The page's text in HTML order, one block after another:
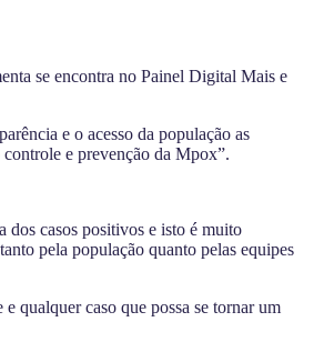
se encontra no Painel Digital Mais e
e o acesso da população as
controle e prevenção da Mpox”.
dos casos positivos e isto é muito
pela população quanto pelas equipes
qualquer caso que possa se tornar um